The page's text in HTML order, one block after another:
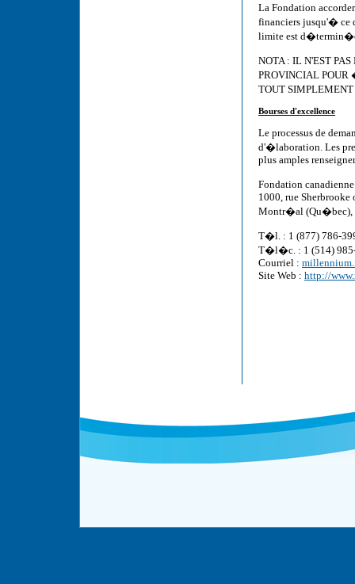
La Fondation
financiers jusqu'� ce
limite est d�termin�e
NOTA : IL N'EST
PROVINCIAL
TOUT
Bourses d'excellence
Le processus de
d'�laboration. Les
plus amples
Fondation
1000, rue Sherbrooke
Montr�al (Qu�bec),
T�l. : 1 (877) 786-
T�l�c. : 1 (514)
Courriel :
Site Web : http://